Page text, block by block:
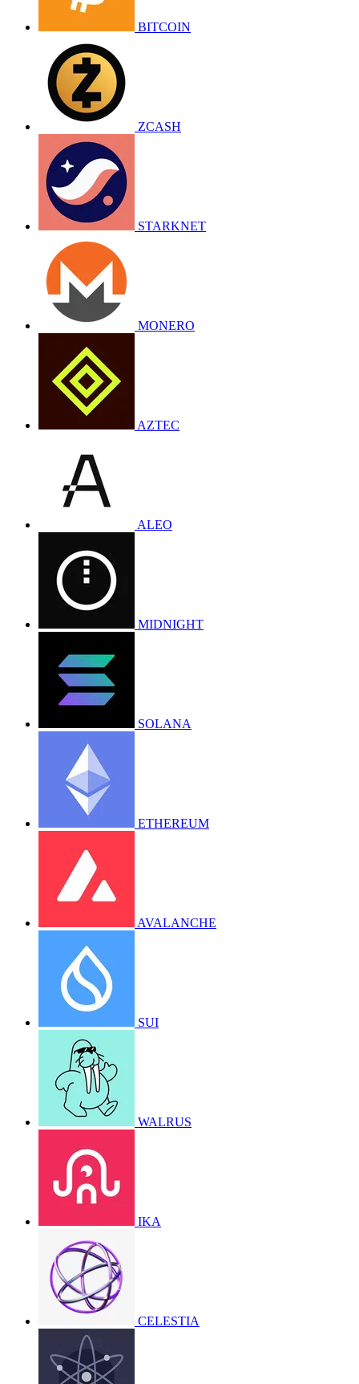
BITCOIN
ZCASH
STARKNET
MONERO
AZTEC
ALEO
MIDNIGHT
SOLANA
ETHEREUM
AVALANCHE
SUI
WALRUS
IKA
CELESTIA